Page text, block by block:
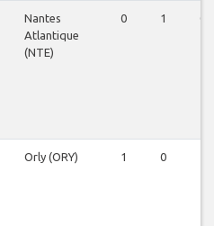
Nantes
Atlantique
(NTE)
0 1 0
Orly (ORY) 1 0